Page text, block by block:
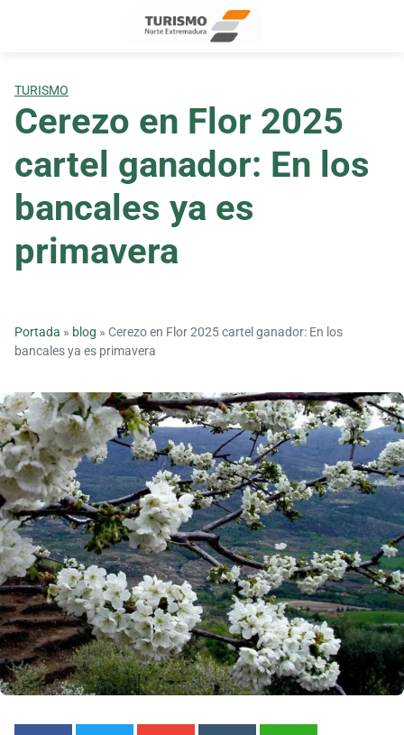
TURISMO
Cerezo en Flor 2025
cartel ganador: En los
bancales ya es
primavera
Portada » blog » Cerezo en Flor 2025 cartel ganador: En los
bancales ya es primavera